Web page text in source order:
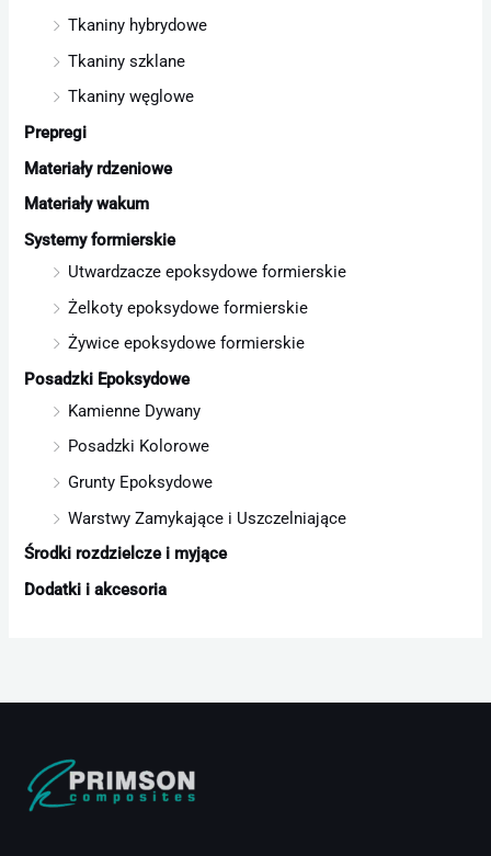
Tkaniny hybrydowe
Tkaniny szklane
Tkaniny węglowe
Prepregi
Materiały rdzeniowe
Materiały wakum
Systemy formierskie
Utwardzacze epoksydowe formierskie
Żelkoty epoksydowe formierskie
Żywice epoksydowe formierskie
Posadzki Epoksydowe
Kamienne Dywany
Posadzki Kolorowe
Grunty Epoksydowe
Warstwy Zamykające i Uszczelniające
Środki rozdzielcze i myjące
Dodatki i akcesoria